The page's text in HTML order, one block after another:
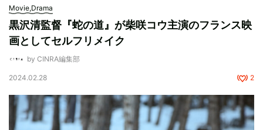
Movie,Drama
黒沢清監督『蛇の道』が柴咲コウ主演のフランス映
画としてセルフリメイク
by CINRA編集部
2024.02.28 2